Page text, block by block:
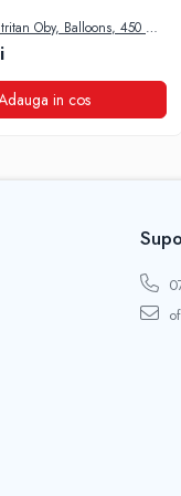
Oby, Balloons, 450 ml,
in cos